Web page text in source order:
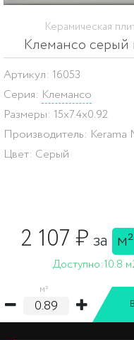
Керамическая
Клемансо серый
Артикул: 16053
Серия: Клемансо
Размеры: 15x7.4x0.92
Производитель: Kerama
Цвет: Серый
2 107 ₽за м²
Доступно:10.8
м²